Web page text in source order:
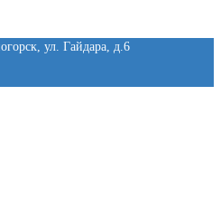
ул. Гайдара, д.6